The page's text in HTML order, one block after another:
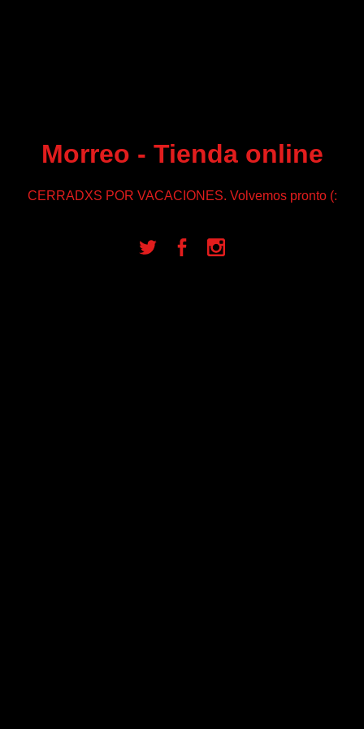
Morreo - Tienda online
CERRADXS POR VACACIONES. Volvemos pronto (: